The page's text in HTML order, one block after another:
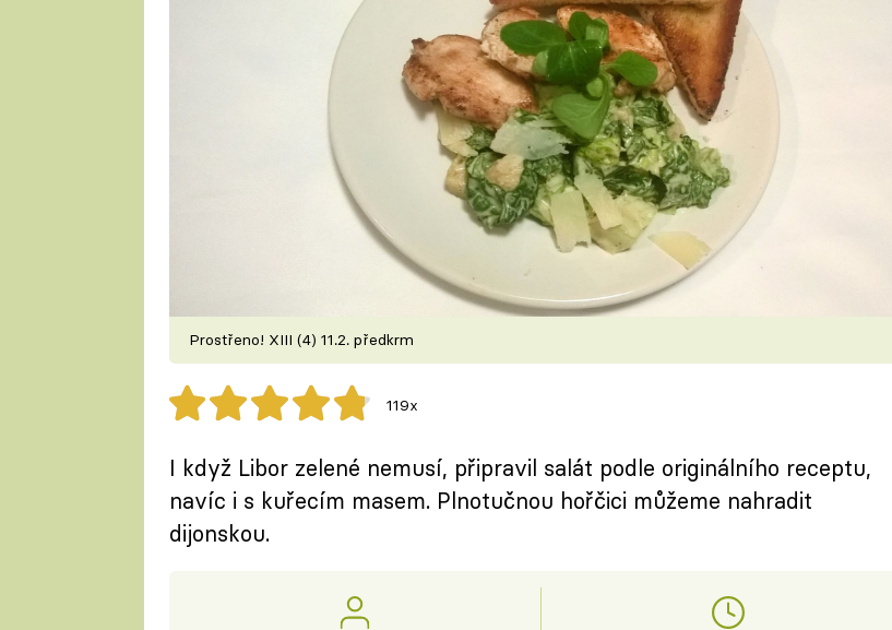
Prostřeno! XIII (4) 11.2. předkrm
119x
I když Libor zelené nemusí, připravil salát podle originálního receptu,
navíc i s kuřecím masem. Plnotučnou hořčici můžeme nahradit
dijonskou.